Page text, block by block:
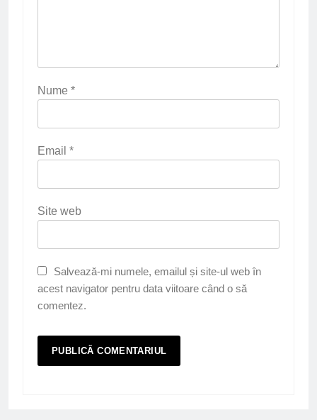
Nume *
Email *
Site web
Salvează-mi numele, emailul și site-ul web în
acest navigator pentru data viitoare când o să
comentez.